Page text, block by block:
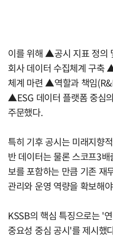
이를 위해 ▲공시 지표 정의
회사 데이터 수집체계 구축
체계 마련 ▲역할과 책임
▲ESG 데이터 플랫폼 중심
주문했다.
특히 기후 공시는 미래지향
반 데이터는 물론 스코프3
보를 포함하는 만큼 기존 재
관리와 운영 역량을 확보해
KSSB의 핵심 특징으로는 '
중요성 중심 공시'를 제시했